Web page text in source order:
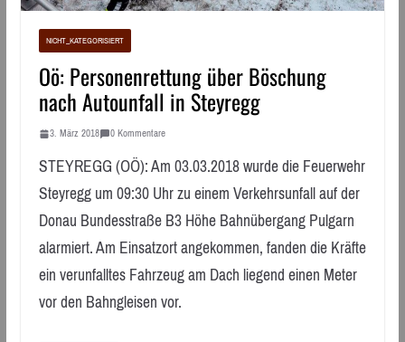
NICHT_KATEGORISIERT
Oö: Personenrettung über Böschung
nach Autounfall in Steyregg
3. März 2018 0 Kommentare
STEYREGG (OÖ): Am 03.03.2018 wurde die Feuerwehr
Steyregg um 09:30 Uhr zu einem Verkehrsunfall auf der
Donau Bundesstraße B3 Höhe Bahnübergang Pulgarn
alarmiert. Am Einsatzort angekommen, fanden die Kräfte
ein verunfalltes Fahrzeug am Dach liegend einen Meter
vor den Bahngleisen vor.